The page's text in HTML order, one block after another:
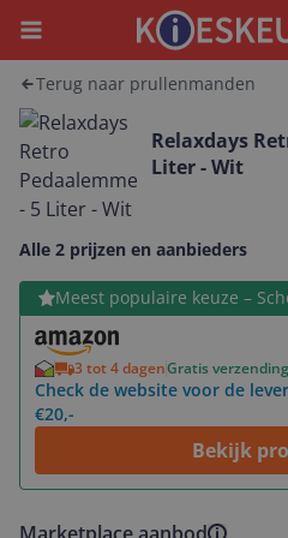
Menu
Terug naar prullenmanden
Relaxdays
Liter - Wit
Alle 2 prijzen en aanbieders
Meest populaire keuze –
3 tot 4 dagenGratis verzending
Check de website voor de
€20,-
Bekijk
Bekijk product